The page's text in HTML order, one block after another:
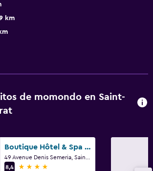
km
de momondo en Saint-
Boutique Hôtel & Spa la Villa Cap Ferrat
8,4
4 estrellas